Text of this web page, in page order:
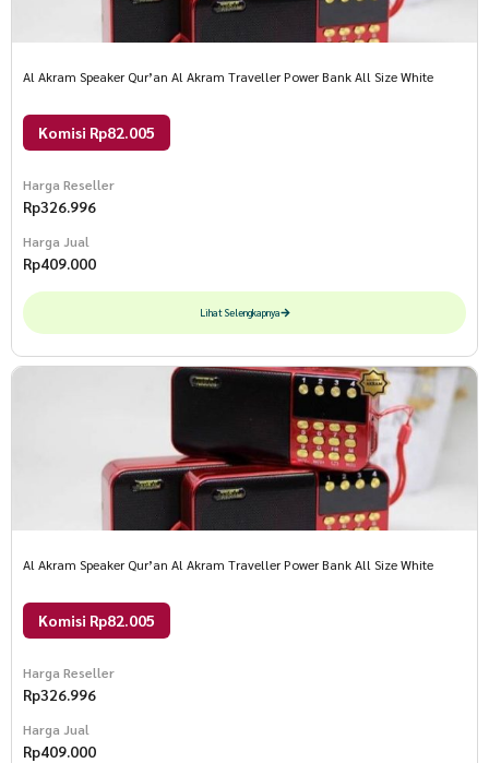
Al Akram Speaker Qur’an Al Akram Traveller Power Bank All Size White
Komisi Rp82.005
Harga Reseller
Rp326.996
Harga Jual
Rp409.000
Lihat Selengkapnya
Al Akram Speaker Qur’an Al Akram Traveller Power Bank All Size White
Komisi Rp82.005
Harga Reseller
Rp326.996
Harga Jual
Rp409.000